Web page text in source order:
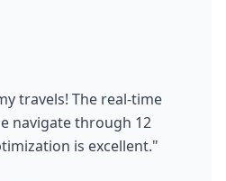
travels! The real-time
navigate through 12
is excellent."